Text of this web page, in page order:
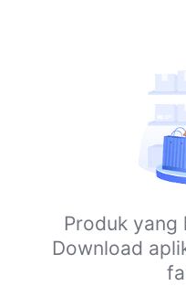
Produk yang
Download